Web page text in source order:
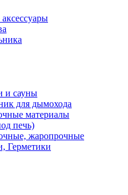
и сауны
для дымохода
материалы
печь)
жаропрочные
Герметики